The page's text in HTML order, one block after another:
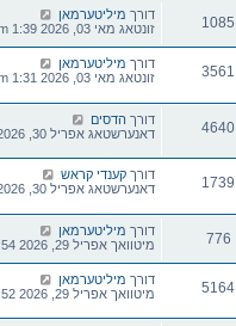
1085 דורך מיליטערמאן
זונטאג מאי 03, 2026 1:39 am
3561 דורך מיליטערמאן
זונטאג מאי 03, 2026 1:31 am
4640 דורך הדסים
דאנערשטאג אפריל 30, 2026 4:51 pm
1739 דורך קענדי קראש
דאנערשטאג אפריל 30, 2026 9:08 am
776 דורך מיליטערמאן
מיטוואך אפריל 29, 2026 7:54 pm
5164 דורך מיליטערמאן
מיטוואך אפריל 29, 2026 7:52 pm